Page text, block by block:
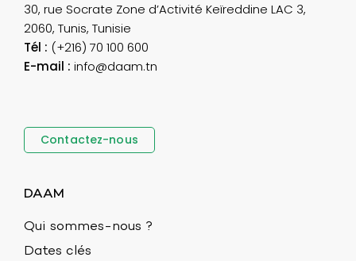
30, rue Socrate Zone d’Activité Keïreddine LAC 3,
2060, Tunis, Tunisie
Tél : (+216) 70 100 600
E-mail : info@daam.tn
Contactez-nous
DAAM
Qui sommes-nous ?
Dates clés